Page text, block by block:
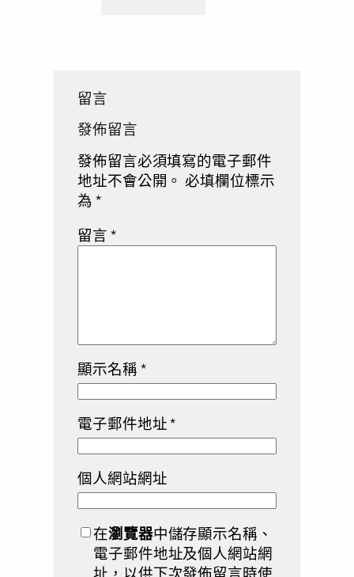
留言
發佈留言
發佈留言必須填寫的電子郵件
地址不會公開。 必填欄位標示
為*
留言*
顯示名稱*
電子郵件地址*
個人網站網址
在瀏覽器中儲存顯示名稱、
電子郵件地址及個人網站網
址，以供下次發佈留言時使